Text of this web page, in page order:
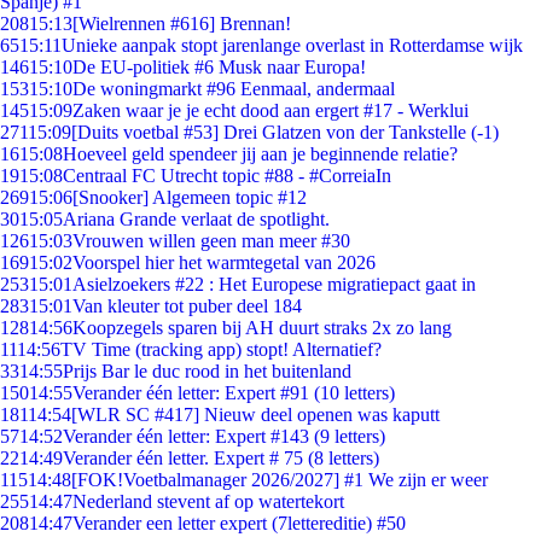
20815:13[Wielrennen #616] Brennan!
6515:11Unieke aanpak stopt jarenlange overlast in Rotterdamse wijk
14615:10De EU-politiek #6 Musk naar Europa!
15315:10De woningmarkt #96 Eenmaal, andermaal
14515:09Zaken waar je je echt dood aan ergert #17 - Werklui
27115:09[Duits voetbal #53] Drei Glatzen von der Tankstelle (-1)
1615:08Hoeveel geld spendeer jij aan je beginnende relatie?
1915:08Centraal FC Utrecht topic #88 - #CorreiaIn
26915:06[Snooker] Algemeen topic #12
3015:05Ariana Grande verlaat de spotlight.
12615:03Vrouwen willen geen man meer #30
16915:02Voorspel hier het warmtegetal van 2026
25315:01 Asielzoekers #22 : Het Europese migratiepact gaat in
28315:01Van kleuter tot puber deel 184
12814:56Koopzegels sparen bij AH duurt straks 2x zo lang
1114:56TV Time (tracking app) stopt! Alternatief?
3314:55Prijs Bar le duc rood in het buitenland
15014:55Verander één letter: Expert #91 (10 letters)
18114:54[WLR SC #417] Nieuw deel openen was kaputt
5714:52Verander één letter: Expert #143 (9 letters)
2214:49Verander één letter. Expert # 75 (8 letters)
11514:48[FOK!Voetbalmanager 2026/2027] #1 We zijn er weer
25514:47Nederland stevent af op watertekort
20814:47Verander een letter expert (7lettereditie) #50